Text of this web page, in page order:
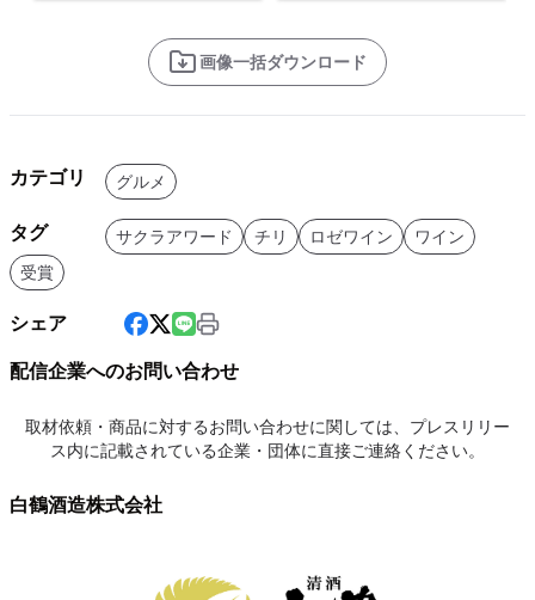
画像一括ダウンロード
カテゴリ グルメ
タグ サクラアワード チリ ロゼワイン
ワイン
受賞
シェア
配信企業へのお問い合わせ
取材依頼・商品に対するお問い合わせに関しては、プレスリリー
ス内に記載されている企業・団体に直接ご連絡ください。
白鶴酒造株式会社